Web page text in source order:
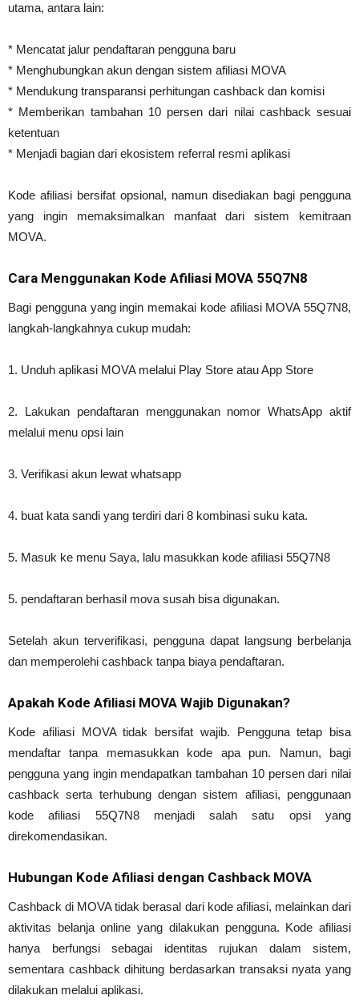
utama, antara lain:
* Mencatat jalur pendaftaran pengguna baru
* Menghubungkan akun dengan sistem afiliasi MOVA
* Mendukung transparansi perhitungan cashback dan komisi
* Memberikan tambahan 10 persen dari nilai cashback sesuai
ketentuan
* Menjadi bagian dari ekosistem referral resmi aplikasi
Kode afiliasi bersifat opsional, namun disediakan bagi pengguna
yang ingin memaksimalkan manfaat dari sistem kemitraan
MOVA.
Cara Menggunakan Kode Afiliasi MOVA 55Q7N8
Bagi pengguna yang ingin memakai kode afiliasi MOVA 55Q7N8,
langkah-langkahnya cukup mudah:
1. Unduh aplikasi MOVA melalui Play Store atau App Store
2. Lakukan pendaftaran menggunakan nomor WhatsApp aktif
melalui menu opsi lain
3. Verifikasi akun lewat whatsapp
4. buat kata sandi yang terdiri dari 8 kombinasi suku kata.
5. Masuk ke menu Saya, lalu masukkan kode afiliasi 55Q7N8
5. pendaftaran berhasil mova susah bisa digunakan.
Setelah akun terverifikasi, pengguna dapat langsung berbelanja
dan memperolehi cashback tanpa biaya pendaftaran.
Apakah Kode Afiliasi MOVA Wajib Digunakan?
Kode afiliasi MOVA tidak bersifat wajib. Pengguna tetap bisa
mendaftar tanpa memasukkan kode apa pun. Namun, bagi
pengguna yang ingin mendapatkan tambahan 10 persen dari nilai
cashback serta terhubung dengan sistem afiliasi, penggunaan
kode afiliasi 55Q7N8 menjadi salah satu opsi yang
direkomendasikan.
Hubungan Kode Afiliasi dengan Cashback MOVA
Cashback di MOVA tidak berasal dari kode afiliasi, melainkan dari
aktivitas belanja online yang dilakukan pengguna. Kode afiliasi
hanya berfungsi sebagai identitas rujukan dalam sistem,
sementara cashback dihitung berdasarkan transaksi nyata yang
dilakukan melalui aplikasi.